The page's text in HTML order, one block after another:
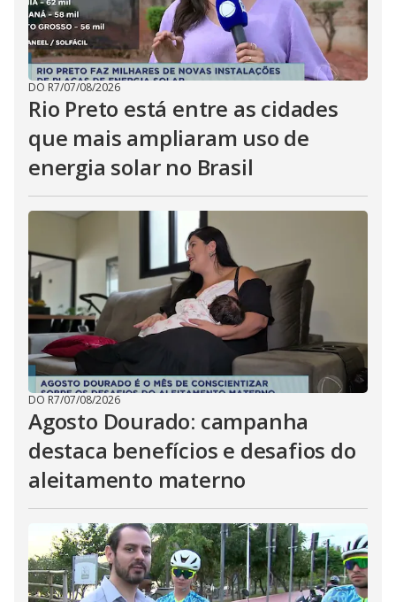
DO R7/07/08/2026
Rio Preto está entre as cidades
que mais ampliaram uso de
energia solar no Brasil
DO R7/07/08/2026
Agosto Dourado: campanha
destaca benefícios e desafios do
aleitamento materno